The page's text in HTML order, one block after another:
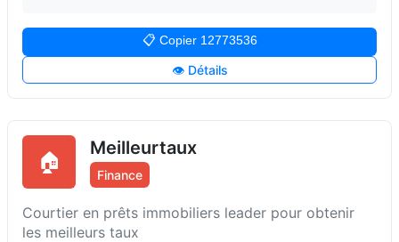
📋 Copier 12773536
👁️ Détails
🏠
Meilleurtaux
Finance
Courtier en prêts immobiliers leader pour obtenir
les meilleurs taux